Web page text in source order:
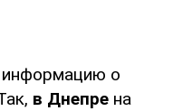
о
в Днепре на